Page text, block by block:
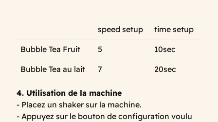
speed setup time setup
Bubble Tea Fruit 5 10sec
Bubble Tea au lait 7 20sec
4. Utilisation de la machine
- Placez un shaker sur la machine.
- Appuyez sur le bouton de configuration voulu